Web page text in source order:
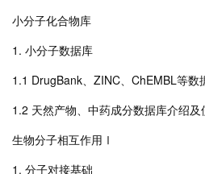
小分子化合物库
1. 小分子数据库
1.1 DrugBank、ZINC、ChEMBL等数
1.2 天然产物、中药成分数据库介绍及
生物分子相互作用Ⅰ
1. 分子对接基础